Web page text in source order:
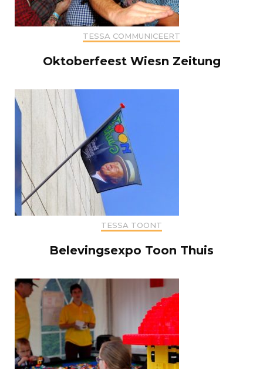
TESSA COMMUNICEERT
Oktoberfeest Wiesn Zeitung
TESSA TOONT
Belevingsexpo Toon Thuis